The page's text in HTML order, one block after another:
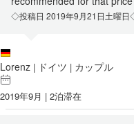
◇投稿日 2019年9月21日土曜
Lorenz | ドイツ | カップル
2019年9月 | 2泊滞在